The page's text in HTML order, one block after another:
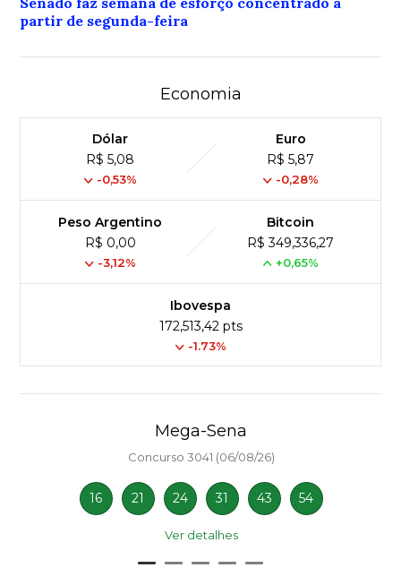
partir de segunda-feira
Economia
Dólar
R$ 5,08
-0,53%
Euro
R$ 5,87
-0,28%
Peso Argentino
R$ 0,00
-3,12%
Bitcoin
R$ 349,336,27
+0,65%
Ibovespa
172,513,42 pts
-1.73%
Mega-Sena
Concurso 3041 (06/08/26)
16 21 24 31 43 54
Ver detalhes